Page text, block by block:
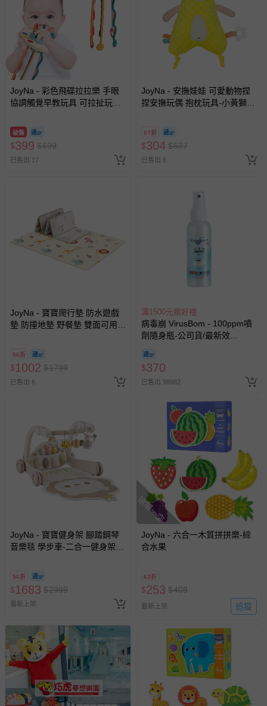
國際航空、客運、訂房等服務。
相關的退換貨辦理流程，可詳見： 退換貨 & 退款問題
其他常見問題：
運送服務：目前提供的運送僅限台灣本島。如您位於離島地
區，可能會無法配送，或須依據商品需加收離島運費。廠商
費用，可能會另需加收。
商品實際的配達日期，可於訂單個人資料內的查詢訂單內，
已出貨通知之訊息為主。
退貨的辦理流程
若您對於會員帳號、商品訂購與資訊、購物流程、付款方
式、折價券與購物金的使用、退貨及商品運送方式等有疑
問，你可詳見：媽咪愛客服中心
預購商品：預購為海外同步代購，遇缺貨即會通知媽咪並協
助取消退款事宜。
償。
JoyNa - 彩色飛碟拉拉樂 手眼
協調觸覺早教玩具 可拉扯玩具-
破盤
$399 $699
已售出 17
JoyNa - 安撫娃娃 可愛動物捏
捏安撫玩偶 抱枕玩具-小黃獅
57折
$304 $537
已售出 6
JoyNa - 寶寶爬行墊 防水遊戲
墊 防撞地墊 野餐墊 雙面可用-
56折
$1002 $1799
已售出 6
滿1500元贈好禮
病毒崩 VirusBom - 100ppm噴
劑隨身瓶-公司貨/最新效
$370
已售出 98982
JoyNa - 寶寶健身架 腳踏鋼琴
音樂毯 學步車-二合一健身架學
56折
$1683 $2999
最新上架
搶購一空
JoyNa - 六合一木質拼拼樂-綜
合水果
62折
$253 $408
最新上架 追蹤